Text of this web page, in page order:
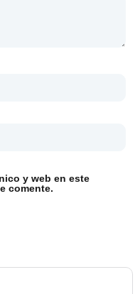
y web en este
comente.